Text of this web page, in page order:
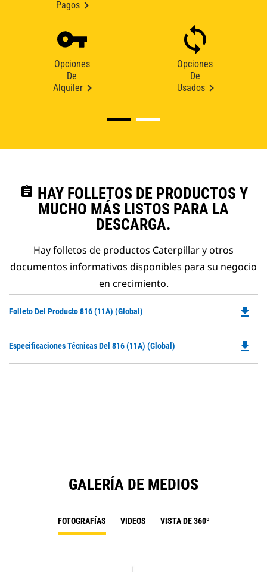
Pagos
Opciones
De
Alquiler
Opciones
De
Usados
assignment HAY FOLLETOS DE PRODUCTOS Y
MUCHO MÁS LISTOS PARA LA
DESCARGA.
Hay folletos de productos Caterpillar y otros
documentos informativos disponibles para su negocio
en crecimiento.
Folleto Del Producto 816 (11A) (global)
a
file_download
Especificaciones Técnicas Del 816 (11A) (global) file_download
GALERÍA DE MEDIOS
FOTOGRAFÍAS VIDEOS VISTA DE 360º